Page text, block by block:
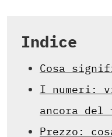
Indice
Cosa
I numeri:
ancora del
Prezzo: